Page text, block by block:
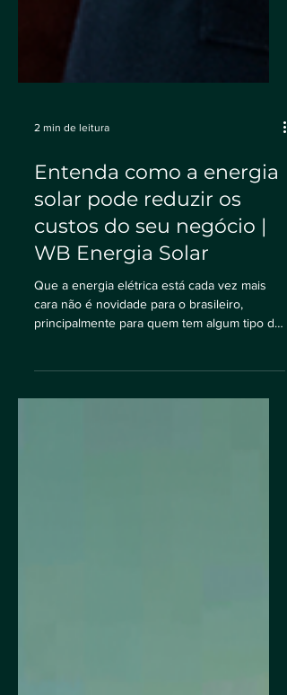
2 min de leitura
Entenda como a energia
solar pode reduzir os
custos do seu negócio |
WB Energia Solar
Que a energia elétrica está cada vez mais
negócio....